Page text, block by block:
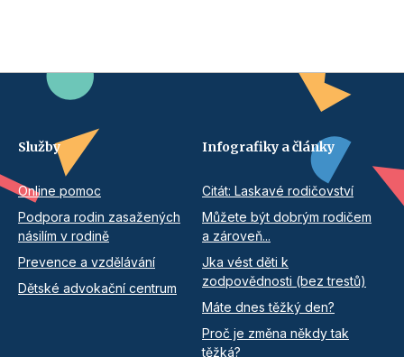
Služby
Online pomoc
Podpora rodin zasažených
násilím v rodině
Prevence a vzdělávání
Dětské advokační centrum
Infografiky a články
Citát: Laskavé rodičovství
Můžete být dobrým rodičem
a zároveň...
Jka vést děti k
zodpovědnosti (bez trestů)
Máte dnes těžký den?
Proč je změna někdy tak
těžká?